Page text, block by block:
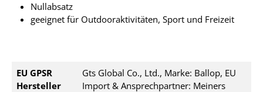
Nullabsatz
geeignet für Outdooraktivitäten, Sport und Freizeit
EU GPSR
Hersteller
Gts Global Co., Ltd., Marke: Ballop, EU
Import & Ansprechpartner: Meiners